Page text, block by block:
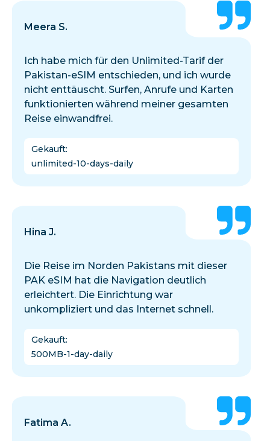
Meera S.
Ich habe mich für den Unlimited-Tarif der
Pakistan-eSIM entschieden, und ich wurde
nicht enttäuscht. Surfen, Anrufe und Karten
funktionierten während meiner gesamten
Reise einwandfrei.
Gekauft:
unlimited-10-days-daily
Hina J.
Die Reise im Norden Pakistans mit dieser
PAK eSIM hat die Navigation deutlich
erleichtert. Die Einrichtung war
unkompliziert und das Internet schnell.
Gekauft:
500MB-1-day-daily
Fatima A.